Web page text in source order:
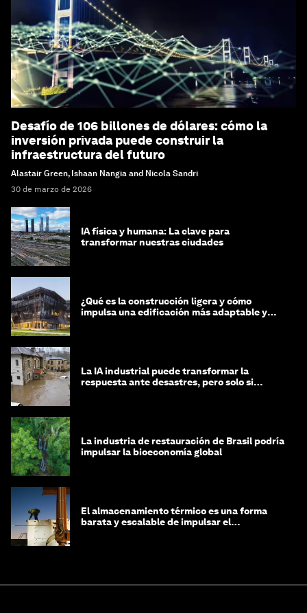
Desafío de 106 billones de dólares: cómo la
inversión privada puede construir la
infraestructura del futuro
Alastair Green, Ishaan Nangia and Nicola Sandri
30 de marzo de 2026
IA física y humana: La clave para
transformar nuestras ciudades
¿Qué es la construcción ligera y cómo
impulsa una edificación más adaptable y
La IA industrial puede transformar la
respuesta ante desastres, pero solo si
La industria de restauración de Brasil podría
impulsar la bioeconomía global
El almacenamiento térmico es una forma
barata y escalable de impulsar el